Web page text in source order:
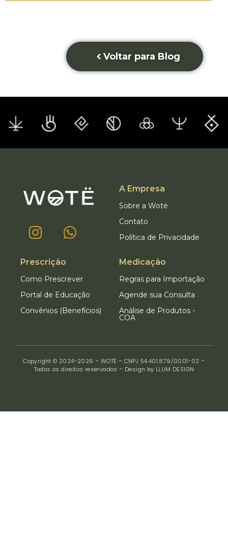
Voltar para Blog
A Empresa
Sobre a Wotë
Contato
Política de Privacidade
Prescrição
Como Prescrever
Portal de Educação
Convênios (Benefícios)
Medicação
Regras para Importação
Agende sua Consulta
Análise de Produtos -
COA
Copyright © 2024-2026 – WOTË – CNPJ 54.401.879/0001-02 –
Todos os direitos reservados – Design by LLUM DESIGN